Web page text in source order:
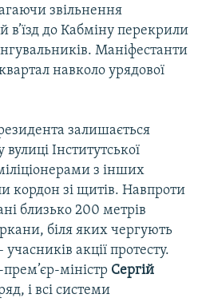
звільнення
в’їзд до Кабміну перекрили
Маніфестанти
навколо урядової
залишається
Інститутської
з інших
кордон зі щитів. Навпроти
близько 200 метрів
біля яких чергують
акції протесту.
міністр Сергій
і всі системи